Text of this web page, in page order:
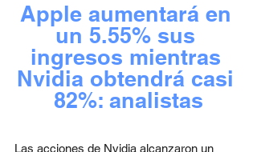
Apple aumentará en
un 5.55% sus
ingresos mientras
Nvidia obtendrá casi
82%: analistas
Las acciones de Nvidia alcanzaron un